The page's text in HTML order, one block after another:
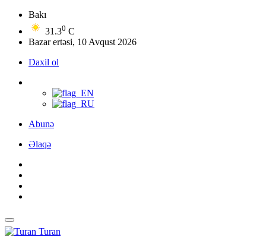
Bakı
31.30 C
Bazar ertəsi, 10 Avqust 2026
Daxil ol
Abunə
Əlaqə
Turan